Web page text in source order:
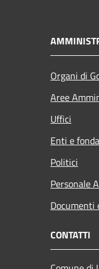
Organi di
Aree
Uffici
Enti e
Politici
Personale
Documenti
CONTATTI